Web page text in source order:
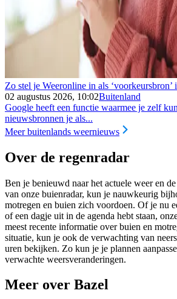
Zo stel je Weeronline in als ‘voorkeursbron’
02 augustus 2026, 10:02Buitenland
Google heeft een functie waarmee je zelf
nieuwsbronnen je als...
Meer buitenlands weernieuws
Over de regenradar
Ben je benieuwd naar het actuele weer en
van onze buienradar, kun je nauwkeurig
motregen en buien zich voordoen. Of je nu
of een dagje uit in de agenda hebt staan,
meest recente informatie over buien en
situatie, kun je ook de verwachting van
uren bekijken. Zo kun je je plannen
verwachte weersveranderingen.
Meer over Bazel